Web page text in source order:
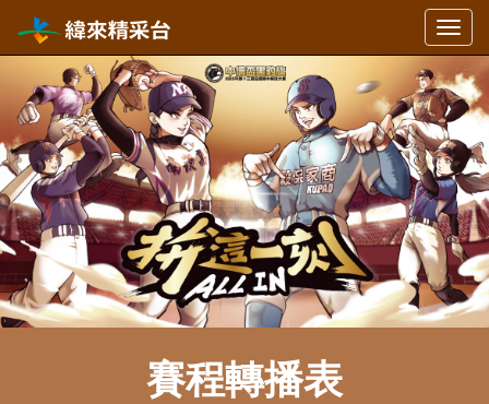
選
單
切
換
賽程轉播表